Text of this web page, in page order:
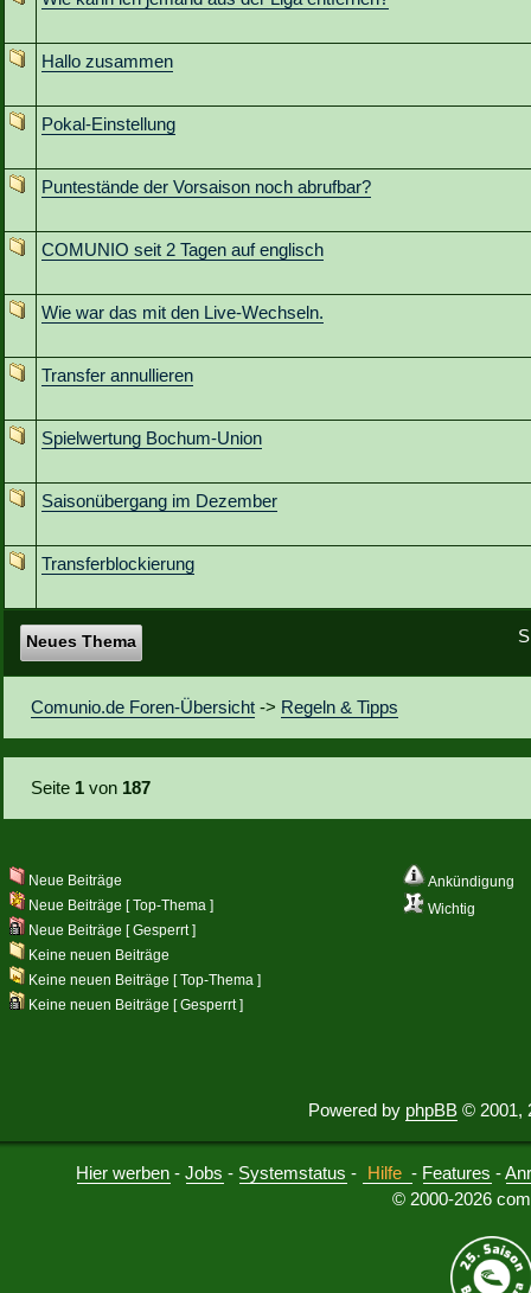
Hallo zusammen
Pokal-Einstellung
Puntestände der Vorsaison noch abrufbar?
COMUNIO seit 2 Tagen auf englisch
Wie war das mit den Live-Wechseln.
Transfer annullieren
Spielwertung Bochum-Union
Saisonübergang im Dezember
Transferblockierung
Neues Thema
Comunio.de Foren-Übersicht -> Regeln & Tipps
Seite 1 von 187
Ankündigung
Wichtig
Neue Beiträge
Neue Beiträge [ Top-Thema ]
Neue Beiträge [ Gesperrt ]
Keine neuen Beiträge
Keine neuen Beiträge [ Top-Thema ]
Keine neuen Beiträge [ Gesperrt ]
Powered by phpBB © 2001,
Hier werben -Jobs - Systemstatus - Hilfe - Features -
© 2000-2026